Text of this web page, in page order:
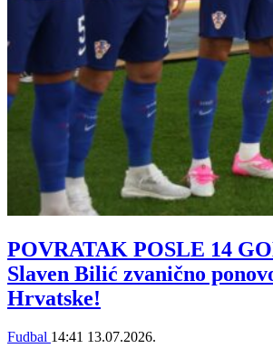
POVRATAK POSLE 14
Slaven Bilić zvanično
Hrvatske!
Fudbal 14:41 13.07.2026.